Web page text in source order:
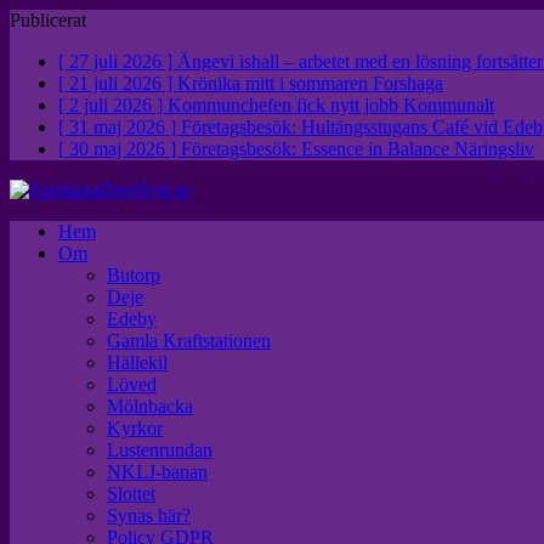
Publicerat
[ 27 juli 2026 ] Ängevi ishall – arbetet med en lösning fortsätter
[ 21 juli 2026 ] Krönika mitt i sommaren Forshaga
[ 2 juli 2026 ] Kommunchefen fick nytt jobb Kommunalt
[ 31 maj 2026 ] Företagsbesök: Hultängsstugans Café vid
[ 30 maj 2026 ] Företagsbesök: Essence in Balance Näringsliv
Hem
Om
Butorp
Deje
Edeby
Gamla Kraftstationen
Hällekil
Löved
Mölnbacka
Kyrkor
Lustenrundan
NKLJ-banan
Slottet
Synas här?
Policy GDPR